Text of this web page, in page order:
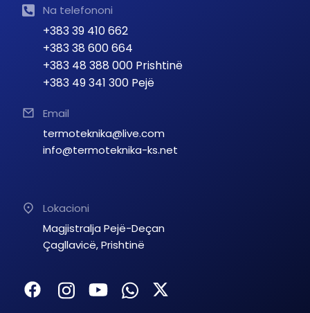
Na telefononi
+383 39 410 662
+383 38 600 664
+383 48 388 000 Prishtinë
+383 49 341 300 Pejë
Email
termoteknika@live.com
info@termoteknika-ks.net
Lokacioni
Magjistralja Pejë-Deçan
Çagllavicë, Prishtinë